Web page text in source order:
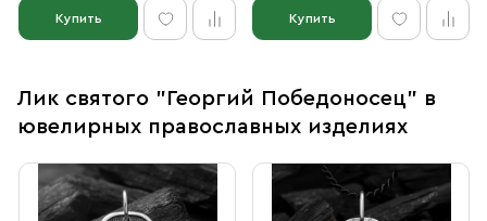
Купить Купить
Лик святого "Георгий Победоносец" в
ювелирных православных изделиях